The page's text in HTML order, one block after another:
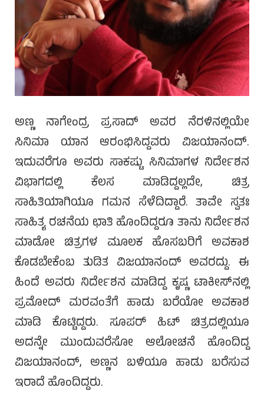
ಅಣ್ಣ ನಾಗೇಂದ್ರ ಪ್ರಸಾದ್ ಅವರ ನೆರಳಿನಲ್ಲಿಯೇ
ಸಿನಿಮಾ ಯಾನ ಆರಂಭಿಸಿದ್ದವರು ವಿಜಯಾನಂದ್.
ಇದುವರೆಗೂ ಅವರು ಸಾಕಷ್ಟು ಸಿನಿಮಾಗಳ ನಿರ್ದೇಶನ
ವಿಭಾಗದಲ್ಲಿ ಕೆಲಸ ಮಾಡಿದ್ದಲ್ಲದೇ, ಚಿತ್ರ
ಸಾಹಿತಿಯಾಗಿಯೂ ಗಮನ ಸೆಳೆದಿದ್ದಾರೆ. ತಾವೇ ಸ್ವತಃ
ಸಾಹಿತ್ಯ ರಚನೆಯ ಛಾತಿ ಹೊಂದಿದ್ದರೂ ತಾನು ನಿರ್ದೇಶನ
ಮಾಡೋ ಚಿತ್ರಗಳ ಮೂಲಕ ಹೊಸಬರಿಗೆ ಅವಕಾಶ
ಕೊಡಬೇಕೆಂಬ ತುಡಿತ ವಿಜಯಾನಂದ್ ಅವರದ್ದು. ಈ
ಹಿಂದೆ ಅವರು ನಿರ್ದೇಶನ ಮಾಡಿದ್ದ ಕೃಷ್ಣ ಟಾಕೀಸ್‌ನಲ್ಲಿ
ಪ್ರಮೋದ್ ಮರವಂತೆಗೆ ಹಾಡು ಬರೆಯೋ ಅವಕಾಶ
ಮಾಡಿ ಕೊಟ್ಟಿದ್ದರು. ಸೂಪರ್ ಹಿಟ್ ಚಿತ್ರದಲ್ಲಿಯೂ
ಅದನ್ನೇ ಮುಂದುವರೆಸೋ ಆಲೋಚನೆ ಹೊಂದಿದ್ದ
ವಿಜಯಾನಂದ್, ಅಣ್ಣನ ಬಳಿಯೂ ಹಾಡು ಬರೆಸುವ
ಇರಾದೆ ಹೊಂದಿದ್ದರು.